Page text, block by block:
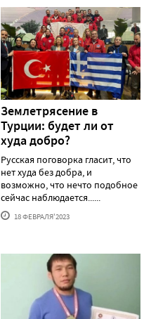
Землетрясение в
Турции: будет ли от
худа добро?
Русская поговорка гласит, что
нет худа без добра, и
возможно, что нечто подобное
сейчас наблюдается......
18 ФЕВРАЛЯ'2023